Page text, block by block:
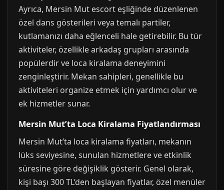
Ayrıca, Mersin Mut escort eşliğinde düzenlenen
özel dans gösterileri veya temalı partiler,
kutlamanızı daha eğlenceli hale getirebilir. Bu tür
aktiviteler, özellikle arkadaş grupları arasında
popülerdir ve loca kiralama deneyimini
zenginleştirir. Mekan sahipleri, genellikle bu
aktiviteleri organize etmek için yardımcı olur ve
ek hizmetler sunar.
Mersin Mut’ta Loca Kiralama Fiyatlandırması
Mersin Mut’ta loca kiralama fiyatları, mekanın
lüks seviyesine, sunulan hizmetlere ve etkinlik
süresine göre değişiklik gösterir. Genel olarak,
kişi başı 300 TL’den başlayan fiyatlar, özel menüler